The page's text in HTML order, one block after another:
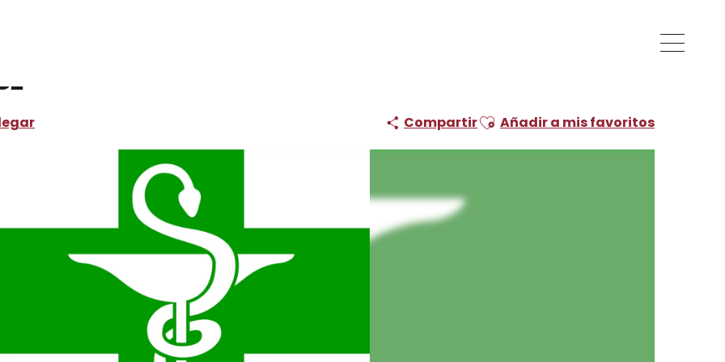
CompartirAjouter aux favoris
Añadir a mis favoritos